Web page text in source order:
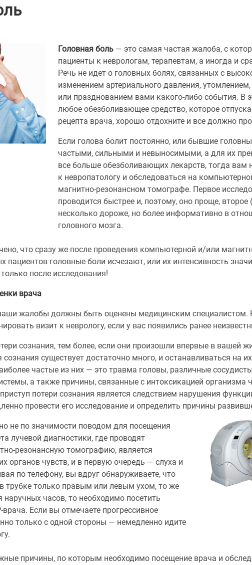
Головная боль — это самая частая жалоба, с
пациенты к неврологам, терапевтам, а иногда и
Речь не идет о головных болях, связанных с
изменением артериального давления,
или празднованием вами какого-либо события. В
любое обезболивающее средство, которое
рецепта врача, хорошо отдохните и все должно
Если голова болит постоянно, или бывшие
частыми, сильными и невыносимыми, а для их
все больше обезболивающих лекарств, тогда вам
к невропатологу и обследоваться на
магнитно-резонансном томографе. Первое
проводится быстрее и, поэтому, оно проще,
несколько дороже, но более информативно в
головного мозга.
что сразу же после проведения компьютерной и/или
пациентов головные боли исчезают, или их интенсивность
после исследования!
врача
жалобы должны быть оценены медицинским
визит к неврологу, если у вас появились ранее
сознания, тем более, если они произошли впервые в вашей
существует достаточно много, и останавливаться на
частые из них — это травма головы, различные
а также причины, связанные с интоксикацией организма
потери сознания является следствием нарушения
провести его исследование и определить причины
не по значимости поводом для посещения
лучевой диагностики, где проводят
резонансную томографию, является
органов чувств, и в первую очередь — слуха и
по телефону, вы вдруг обнаруживаете, что
трубке только правым или левым ухом, то же
наручных часов, то необходимо посетить
Если вы отмечаете прогрессивное
только с одной стороны — немедленно идите
причины, по которым необходимо посещение врача и